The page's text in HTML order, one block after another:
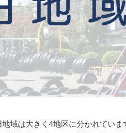
域は大きく4地区に分かれていま